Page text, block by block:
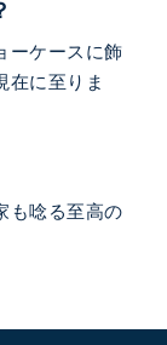
ーケースに飾
在に至りま
も唸る至高の